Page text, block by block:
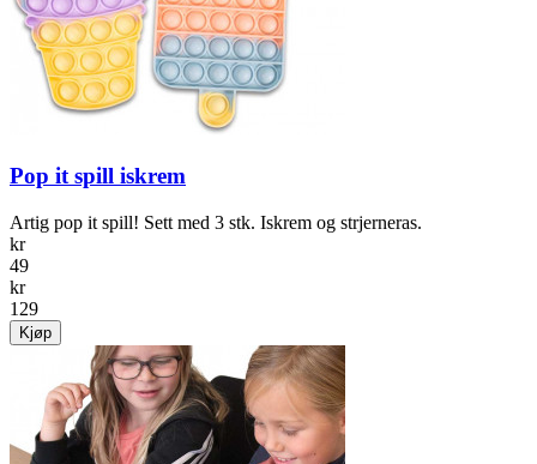
Pop it spill iskrem
Artig pop it spill! Sett med 3 stk. Iskrem og strjerneras.
kr
49
kr
129
Kjøp